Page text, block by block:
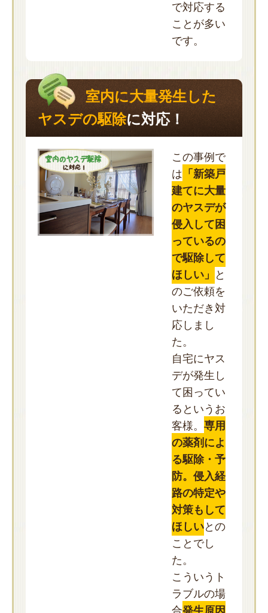
で対応する
ことが多い
です。
室内に大量発生した
ヤスデの駆除に対応！
この事例で
は 「新築戸
建てに大量
のヤスデが
侵入して困
っているの
で駆除して
ほしい」
と
のご依頼を
いただき対
応しまし
た。
自宅にヤス
デが発生し
て困ってい
るというお
客様。 専用
の薬剤によ
る駆除・予
防。侵入経
路の特定や
対策もして
ほしいとの
ことでし
た。
こういうト
ラブルの場
合発生原因